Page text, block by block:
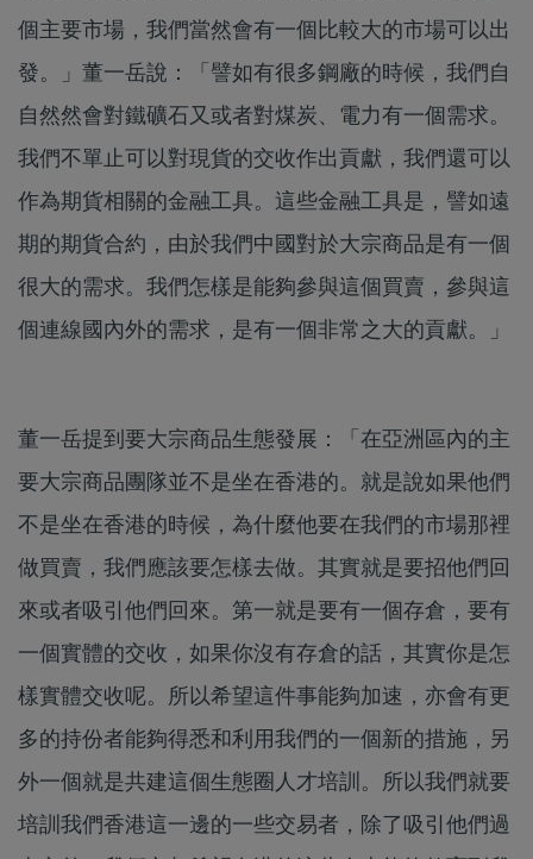
個主要市場，我們當然會有一個比較大的市場可以出
發。」董一岳說：「譬如有很多鋼廠的時候，我們自
自然然會對鐵礦石又或者對煤炭、電力有一個需求。
我們不單止可以對現貨的交收作出貢獻，我們還可以
作為期貨相關的金融工具。這些金融工具是，譬如遠
期的期貨合約，由於我們中國對於大宗商品是有一個
很大的需求。我們怎樣是能夠參與這個買賣，參與這
個連線國內外的需求，是有一個非常之大的貢獻。」
董一岳提到要大宗商品生態發展：「在亞洲區內的主
要大宗商品團隊並不是坐在香港的。就是說如果他們
不是坐在香港的時候，為什麼他要在我們的市場那裡
做買賣，我們應該要怎樣去做。其實就是要招他們回
來或者吸引他們回來。第一就是要有一個存倉，要有
一個實體的交收，如果你沒有存倉的話，其實你是怎
樣實體交收呢。所以希望這件事能夠加速，亦會有更
多的持份者能夠得悉和利用我們的一個新的措施，另
外一個就是共建這個生態圈人才培訓。所以我們就要
培訓我們香港這一邊的一些交易者，除了吸引他們過